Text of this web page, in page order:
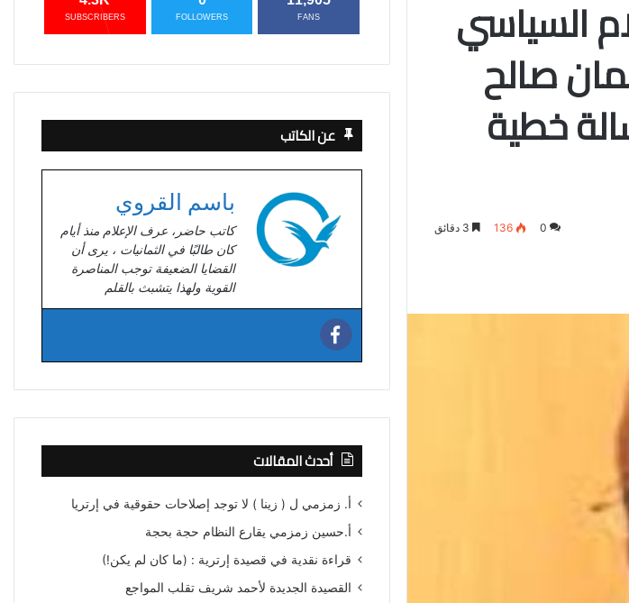
السياسي
صالح
خطية
0
136
FANS
FOLLOWERS
SUBSCRIBERS
عن الكاتب
باسم القروي
كاتب حاضر، عرف الإعلام منذ أيام
كان طالبًا في الثمانيات ، يرى أن
القضايا الضعيفة توجب المناصرة
القوية ولهذا يتشبث بالقلم
أحدث المقالات
أ. زمزمي ل ( زينا ) لا توجد إصلاحات حقوقية في إرتريا
أ.حسين زمزمي يقارع النظام حجة بحجة
قراءة نقدية في قصيدة إرترية : (ما كان لم يكن!)
القصيدة الجديدة لأحمد شريف تقلب المواجع